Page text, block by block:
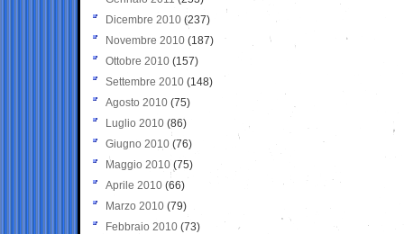
Dicembre 2010 (237)
Novembre 2010 (187)
Ottobre 2010 (157)
Settembre 2010 (148)
Agosto 2010 (75)
Luglio 2010 (86)
Giugno 2010 (76)
Maggio 2010 (75)
Aprile 2010 (66)
Marzo 2010 (79)
Febbraio 2010 (73)